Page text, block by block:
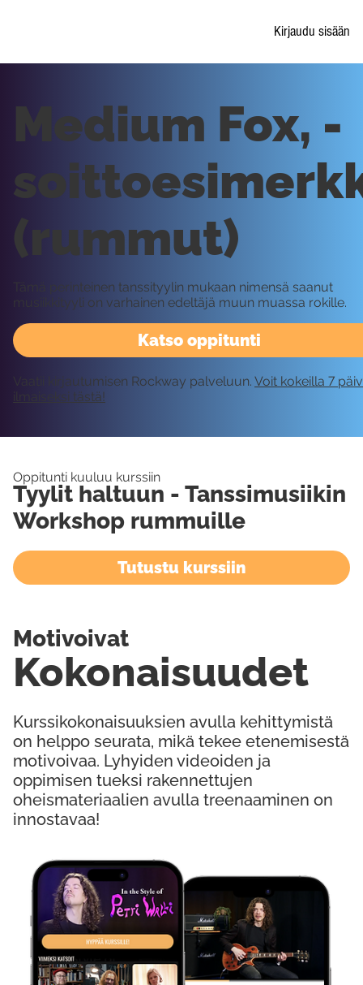
Kirjaudu sisään
Kokeile Ilmaiseksi
Katso oppitunti
Medium Fox, -
(rummut)
Tämä perinteinen tanssityylin mukaan nimensä saanut
musiikkityyli on varhainen edeltäjä muun muassa rokille.
Vaatii kirjautumisen Rockway palveluun. Voit kokeilla 7
ilmaiseksi tästä!
Oppitunti kuuluu kurssiin
Tyylit haltuun - Tanssimusiikin
Workshop rummuille
Tutustu kurssiin
Kurssikokonaisuuksien avulla kehittymistä
on helppo seurata, mikä tekee etenemisestä
motivoivaa. Lyhyiden videoiden ja
oppimisen tueksi rakennettujen
oheismateriaalien avulla treenaaminen on
innostavaa!
Kokonaisuudet
Motivoivat